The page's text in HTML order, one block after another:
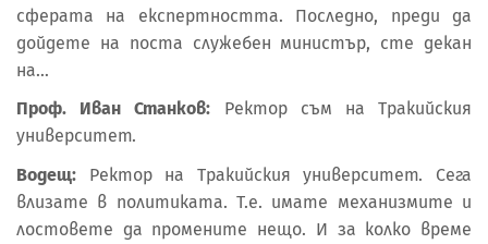
сферата на експертността. Последно, преди да
дойдете на поста служебен министър, сте декан
на…
Проф. Иван Станков: Ректор съм на Тракийския
университет.
Водещ: Ректор на Тракийския университет. Сега
влизате в политиката. Т.е. имате механизмите и
лостовете да промените нещо. И за колко време